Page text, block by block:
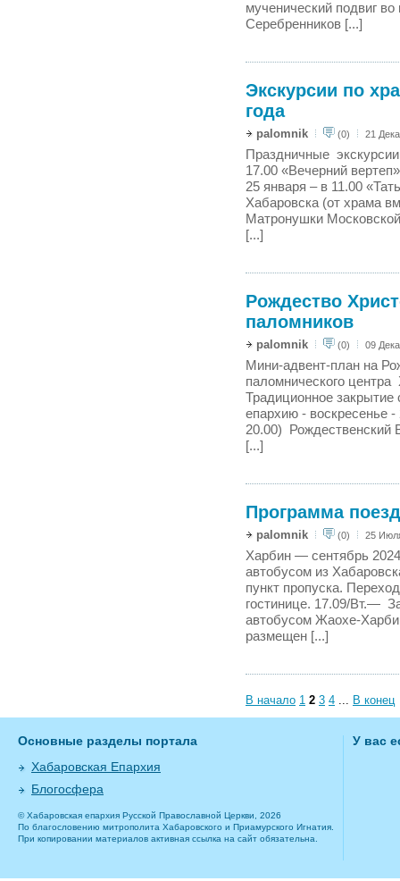
мученический подвиг
Серебренников [...]
Экскурсии по
года
palomnik (0) 21
Праздничные
17.00 «Вечерний
25 января – в 11.00
Хабаровска (от храма
Матронушки
[...]
Рождество
паломников
palomnik (0) 09
Мини-адвент-план на
паломнического центра
Традиционное
епархию - воскресенье
20.00) Рождественский
[...]
Программа
palomnik (0) 25
Харбин — сентябрь
автобусом из
пункт пропуска.
гостинице. 17.09/Вт.—
автобусом Жаохе-
размещен [...]
В начало 1 2 3 4 ... В конец
Основные разделы портала
Хабаровская Епархия
Блогосфера
© Хабаровская епархия Русской Православной Церкви, 2026
По благословению митрополита Хабаровского и Приамурского Игнатия.
При копировании материалов активная ссылка на сайт обязательна.
У вас